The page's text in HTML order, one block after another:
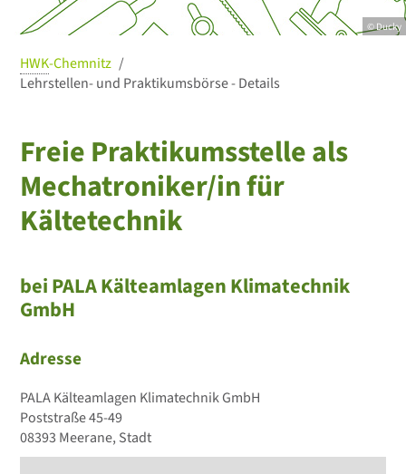
© Ducky
HWK-Chemnitz
Lehrstellen- und Praktikumsbörse - Details
Freie Praktikumsstelle als
Mechatroniker/in für
Kältetechnik
bei PALA Kälteamlagen Klimatechnik
GmbH
Adresse
PALA Kälteamlagen Klimatechnik GmbH
Poststraße 45-49
08393 Meerane, Stadt